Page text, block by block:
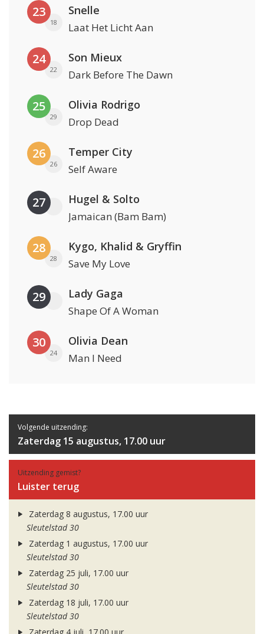
23
18
Snelle
Laat Het Licht Aan
24
22
Son Mieux
Dark Before The Dawn
25
29
Olivia Rodrigo
Drop Dead
26
26
Temper City
Self Aware
27 Hugel & Solto
Jamaican (Bam Bam)
28
28
Kygo, Khalid & Gryffin
Save My Love
29 Lady Gaga
Shape Of A Woman
30
24
Olivia Dean
Man I Need
Volgende uitzending:
Zaterdag 15 augustus, 17.00 uur
Uitzending gemist?
Luister terug
Zaterdag 8 augustus, 17.00 uur
Sleutelstad 30
Zaterdag 1 augustus, 17.00 uur
Sleutelstad 30
Zaterdag 25 juli, 17.00 uur
Sleutelstad 30
Zaterdag 18 juli, 17.00 uur
Sleutelstad 30